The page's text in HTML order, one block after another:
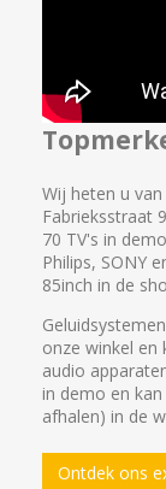
Wij heten u
Fabrieksstraat
70 TV's in
Philips, SONY
85inch in de
onze winkel en
audio
in demo en
afhalen) in de
Ontdek ons